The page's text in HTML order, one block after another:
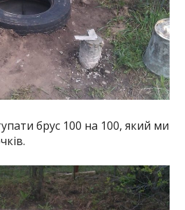
брус 100 на 100, який ми